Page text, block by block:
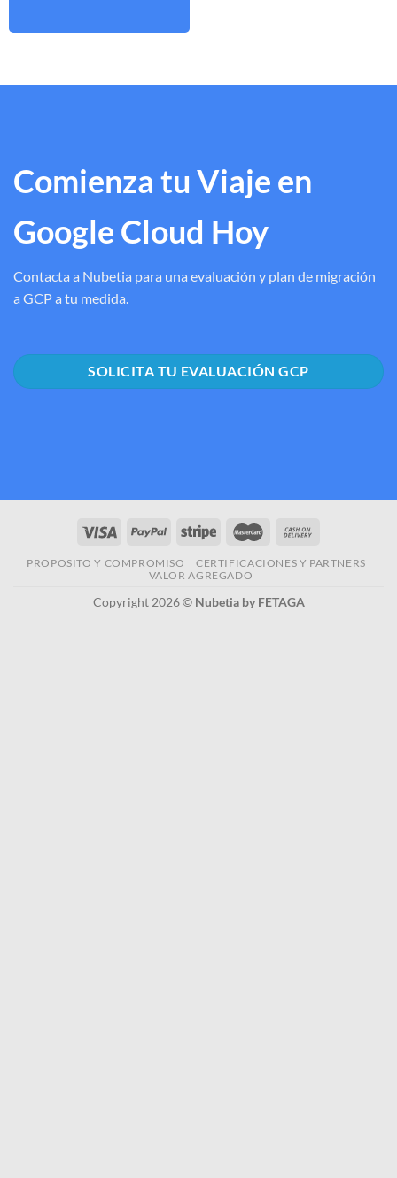
Comienza tu Viaje en
Google Cloud Hoy
Contacta a Nubetia para una evaluación y plan de migración
a GCP a tu medida.
SOLICITA TU EVALUACIÓN GCP
PROPOSITO Y COMPROMISO
CERTIFICACIONES Y PARTNERS
VALOR AGREGADO
Copyright 2026 © Nubetia by FETAGA